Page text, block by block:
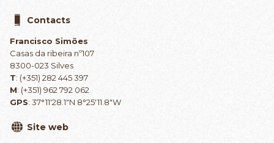
Contacts
Francisco Simões
Casas da ribeira nº107
8300-023 Silves
T: (+351) 282 445 397
M: (+351) 962 792 062
GPS: 37°11'28.1"N 8°25'11.8"W
Site web